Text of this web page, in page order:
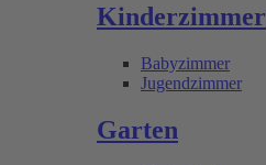
Kinderzimmer
Babyzimmer
Jugendzimmer
Garten